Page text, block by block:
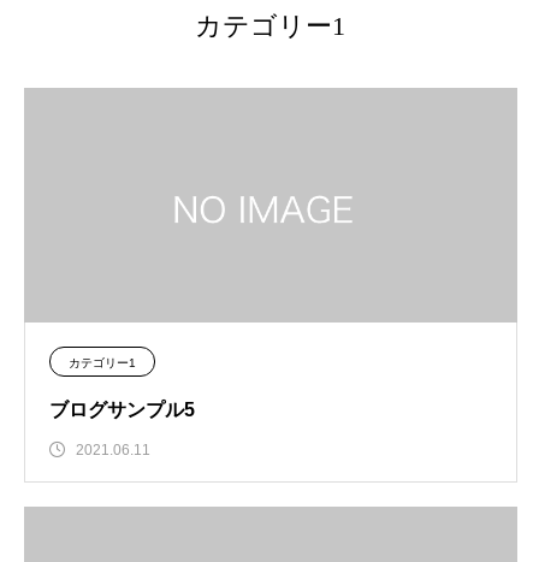
カテゴリー1
カテゴリー1
ブログサンプル5
2021.06.11